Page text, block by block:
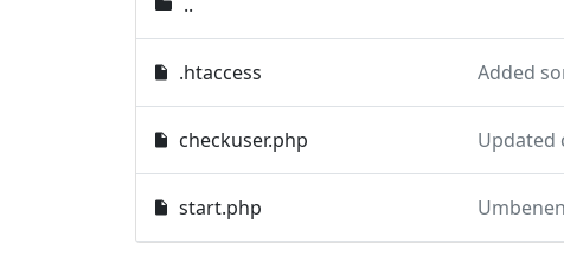
.htaccess Added
checkuser.php Updated
start.php